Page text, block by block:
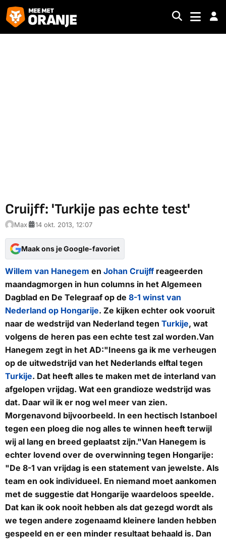
Cruijff: 'Turkije pas echte test'
Max 14 okt. 2013, 12:07
Maak ons je Google-favoriet
Willem van Hanegem en Johan Cruijffreageerden
maandagmorgen in hun columns in het Algemeen
Dagblad en De Telegraaf op de 8-1 winst van
Nederland op Hongarije. Ze kijken echter ook vooruit
naar de wedstrijd van Nederland tegen Turkije, wat
volgens de heren pas een echte test zal worden.Van
Hanegem zegt in het AD:"Ineens ga ik me verheugen
op de uitwedstrijd van het Nederlands elftal tegen
Turkije. Dat heeft alles te maken met de interland van
afgelopen vrijdag. Wat een grandioze wedstrijd was
dat. Daar wil ik er nog wel meer van zien.
Morgenavond bijvoorbeeld. In een hectisch Istanboel
tegen een ploeg die nog alles te winnen heeft terwijl
wij al lang en breed geplaatst zijn."Van Hanegem is
echter lovend over de overwinning tegen Hongarije:
"De 8-1 van vrijdag is een statement van jewelste. Als
team en ook individueel. En niemand moet aankomen
met de suggestie dat Hongarije waardeloos speelde.
Dat kan ik ook nooit hebben als dat gezegd wordt als
we tegen andere zogenaamd kleinere landen hebben
gespeeld en er een minder resultaat behaald is. Dan